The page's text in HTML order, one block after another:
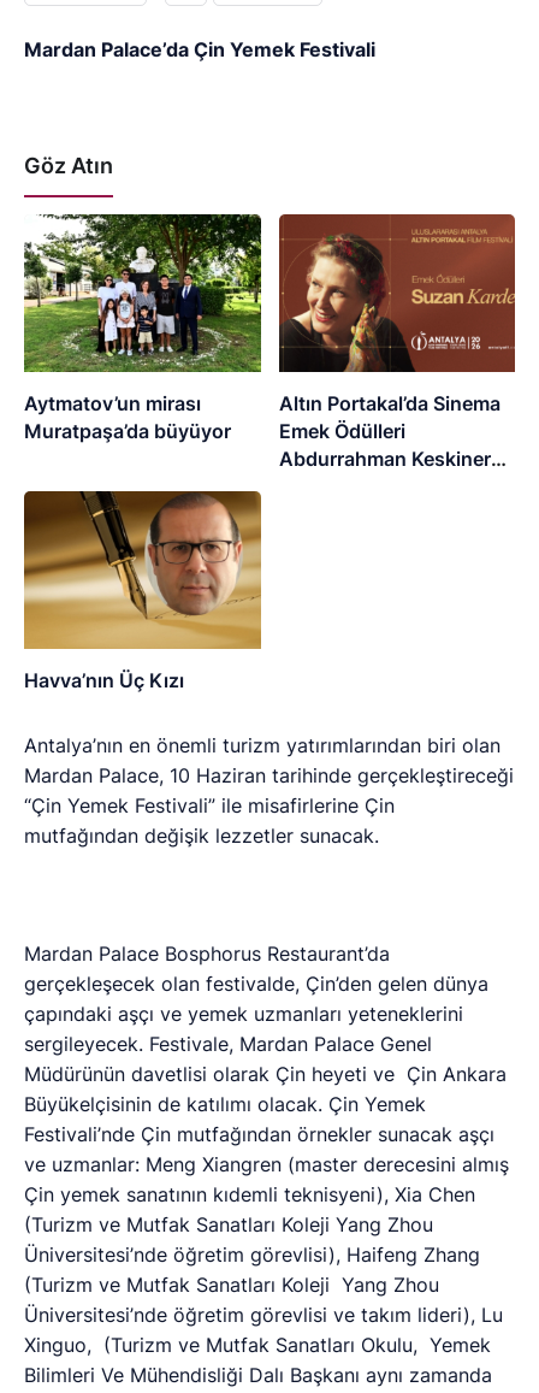
Mardan Palace’da Çin Yemek Festivali
Göz Atın
Aytmatov’un mirası
Muratpaşa’da büyüyor
Altın Portakal’da Sinema
Emek Ödülleri
Abdurrahman Keskiner
Havva’nın Üç Kızı
Antalya’nın en önemli turizm yatırımlarından biri olan
Mardan Palace, 10 Haziran tarihinde gerçekleştireceği
“Çin Yemek Festivali” ile misafirlerine Çin
mutfağından değişik lezzetler sunacak.
Mardan Palace Bosphorus Restaurant’da
gerçekleşecek olan festivalde, Çin’den gelen dünya
çapındaki aşçı ve yemek uzmanları yeteneklerini
sergileyecek. Festivale, Mardan Palace Genel
Müdürünün davetlisi olarak Çin heyeti ve Çin Ankara
Büyükelçisinin de katılımı olacak. Çin Yemek
Festivali’nde Çin mutfağından örnekler sunacak aşçı
ve uzmanlar: Meng Xiangren (master derecesini almış
Çin yemek sanatının kıdemli teknisyeni), Xia Chen
(Turizm ve Mutfak Sanatları Koleji Yang Zhou
Üniversitesi’nde öğretim görevlisi), Haifeng Zhang
(Turizm ve Mutfak Sanatları Koleji Yang Zhou
Üniversitesi’nde öğretim görevlisi ve takım lideri), Lu
Xinguo, (Turizm ve Mutfak Sanatları Okulu, Yemek
Bilimleri Ve Mühendisliği Dalı Başkanı aynı zamanda